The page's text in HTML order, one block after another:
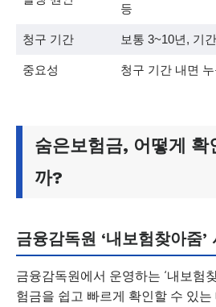
등
청구 기간 보통 3~10년, 기
중요성 청구 기간 내면
숨은보험금, 어떻게 확
까?
금융감독원 ‘내보험찾아줌’
금융감독원에서 운영하는 ‘내보험
험금을 쉽고 빠르게 확인할 수 있